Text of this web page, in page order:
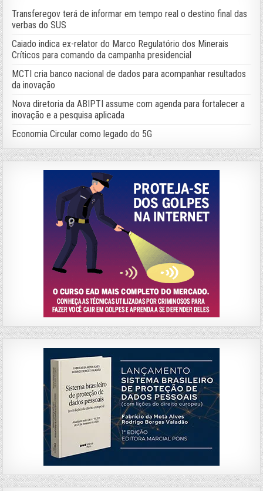
Transferegov terá de informar em tempo real o destino final das
verbas do SUS
Caiado indica ex-relator do Marco Regulatório dos Minerais
Críticos para comando da campanha presidencial
MCTI cria banco nacional de dados para acompanhar resultados
da inovação
Nova diretoria da ABIPTI assume com agenda para fortalecer a
inovação e a pesquisa aplicada
Economia Circular como legado do 5G